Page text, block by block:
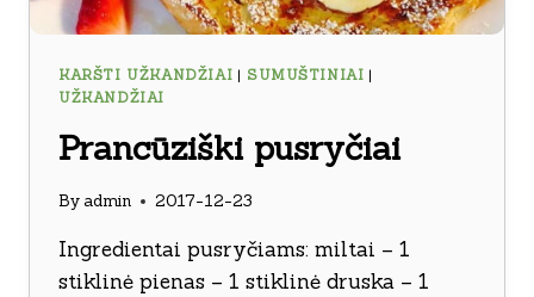
KARŠTI UŽKANDŽIAI | SUMUŠTINIAI |
UŽKANDŽIAI
Prancūziški pusryčiai
By admin 2017-12-23
Ingredientai pusryčiams: miltai – 1
stiklinė pienas – 1 stiklinė druska – 1